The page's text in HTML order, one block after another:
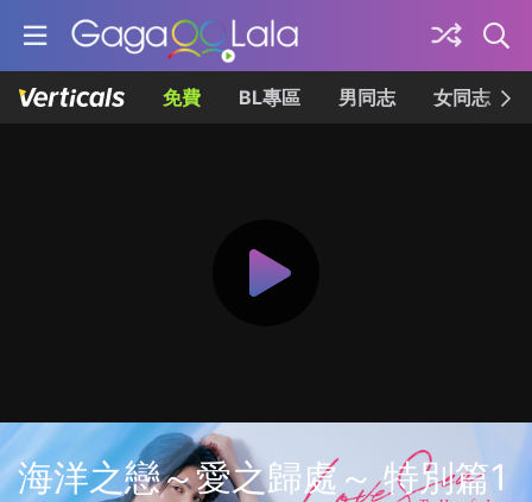
免費 BL專區 男同志 女同志
海洋之戀～愛之歸處～ 特別篇1